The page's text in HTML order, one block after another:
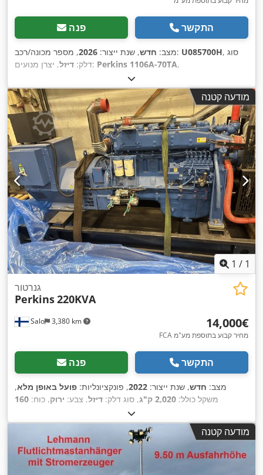
פנה התקשר
מצב: חדש, שנת ייצור: 2026 , מספר מכונה/רכב: U085700H, סוג
דלק: דיזל , יצרן מנועים: Perkins 1106A-70TA,
מודעה קטנה
1 / 1
Salo 3,380 km
גנרטור
Perkins220KVA
‏14,000 ‏€
FCA מחיר קבוע בתוספת מע"מ
פנה התקשר
מצב: חדש, שנת ייצור: 2022, פונקציונליות: פועל באופן מלא,
משקל כולל: 2,020 ק"ג , סוג דלק: דיזל, צבע: ירוק, כוח: 160
קילוואט (217.54 כ"ס)
הרץ, הספק נומינלי (מדומה):220 ק״ו״א ,
מודעה קטנה